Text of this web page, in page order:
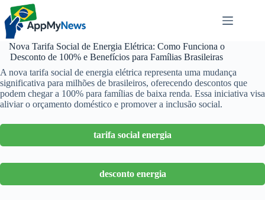
Pular
para
conteúdo
Nova Tarifa Social de Energia Elétrica: Como Funciona o
Desconto de 100% e Benefícios para Famílias Brasileiras
A nova tarifa social de energia elétrica representa uma mudança
significativa para milhões de brasileiros, oferecendo descontos que
podem chegar a 100% para famílias de baixa renda. Essa iniciativa visa
aliviar o orçamento doméstico e promover a inclusão social.
tarifa social energia
desconto energia